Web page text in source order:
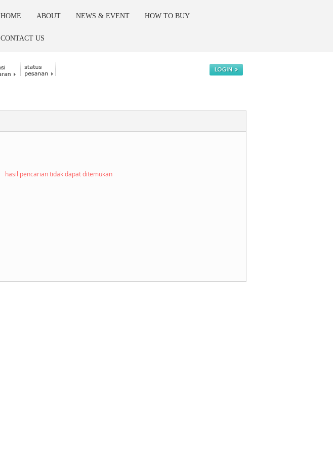
HOME ABOUT NEWS & EVENT HOW TO BUY
CONTACT US
hasil pencarian tidak dapat ditemukan